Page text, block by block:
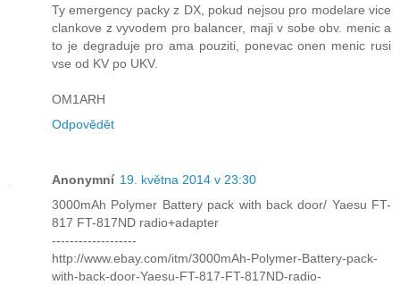
Ty emergency packy z DX, pokud nejsou pro modelare vice
clankove z vyvodem pro balancer, maji v sobe obv. menic a
to je degraduje pro ama pouziti, ponevac onen menic rusi
vse od KV po UKV.
OM1ARH
Odpovědět
Anonymní 19. května 2014 v 23:30
3000mAh Polymer Battery pack with back door/ Yaesu FT-
817 FT-817ND radio+adapter
-------------------
http://www.ebay.com/itm/3000mAh-Polymer-Battery-pack-
with-back-door-Yaesu-FT-817-FT-817ND-radio-